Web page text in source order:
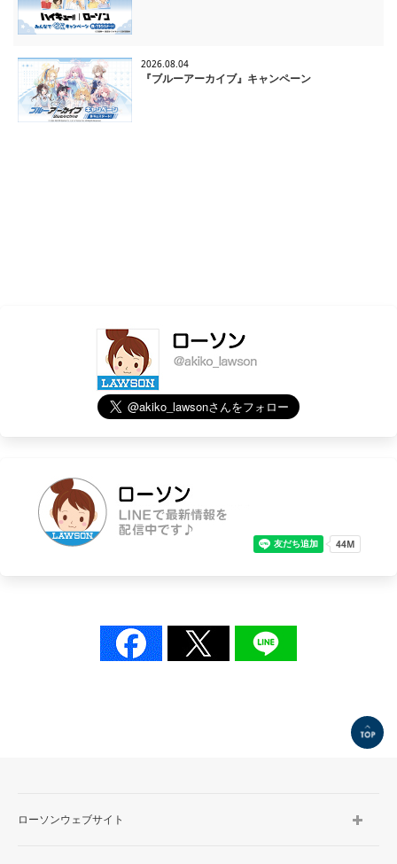
2026.08.04
『ブルーアーカイブ』キャンペーン
ローソンウェブサイト